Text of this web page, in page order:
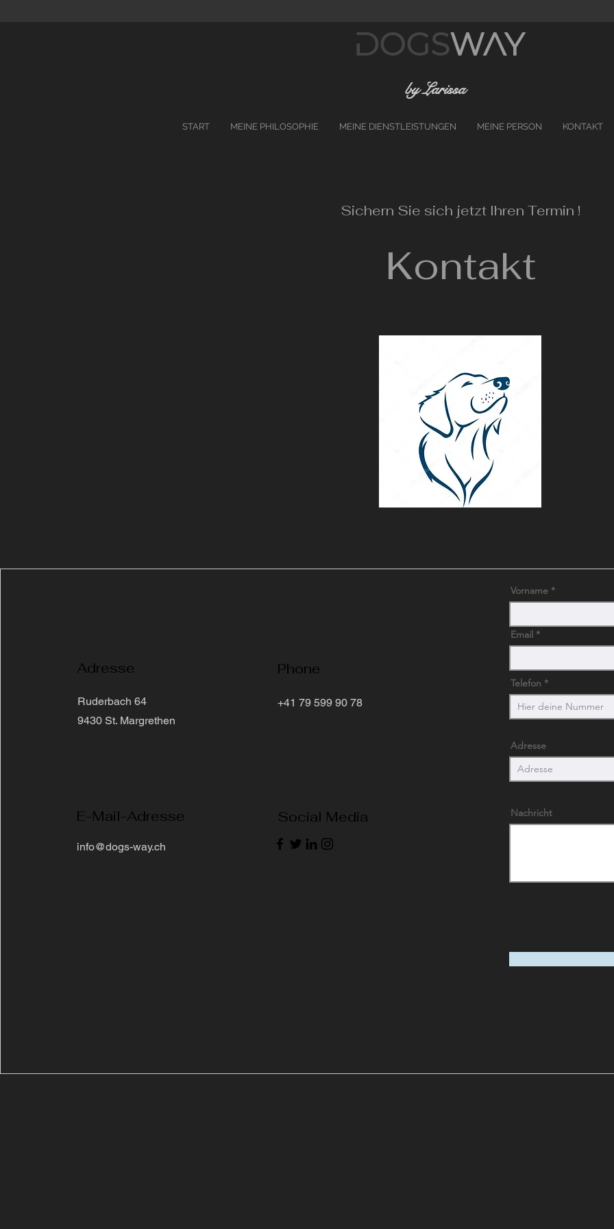
DOGSWAY
by Larissa
START MEINE PHILOSOPHIE MEINE DIENSTLEISTUNGEN MEINE PERSON KONTAKT
Sichern Sie sich jetzt Ihren Termin !
Kontakt
Adresse
Ruderbach 64
9430 St. Margrethen
E-Mail-Adresse
info@dogs-way.ch
Phone
+41 79 599 90 78
Social Media
Vorname
Email
Telefon
Adresse
Nachricht